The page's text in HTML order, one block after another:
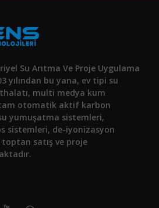
Su Arıtma Ve Proje Uygulama
yılından bu yana, ev tipi su
multi medya kum
otomatik aktif karbon
yumuşatma sistemleri,
sistemleri, de-iyonizasyon
satış ve proje